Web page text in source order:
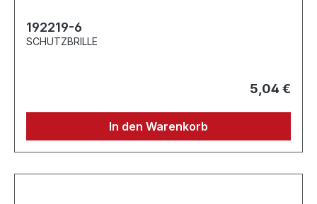
192219-6
SCHUTZBRILLE
5,04 €
In den Warenkorb